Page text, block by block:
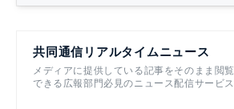
共同通信リアルタイムニュース
メディアに提供している記事をそのまま閲覧
できる広報部門必見のニュース配信サービス